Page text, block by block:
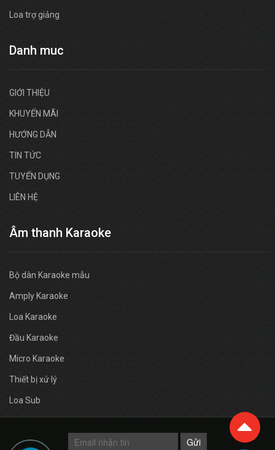
Loa trợ giảng
Danh muc
GIỚI THIỆU
KHUYẾN MÃI
HƯỚNG DẪN
TIN TỨC
TUYỂN DỤNG
LIÊN HỆ
Âm thanh Karaoke
Bộ dàn Karaoke mẫu
Amply Karaoke
Loa Karaoke
Đầu Karaoke
Micro Karaoke
Thiết bị xử lý
Loa Sub
Gửi